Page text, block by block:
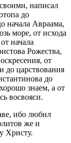
написал
до
начала Авраама,
море, от исхода
начала
Рожества,
от
до царствования
до
знаем, а от
восвояси.
ибо любил
же и
Христу.